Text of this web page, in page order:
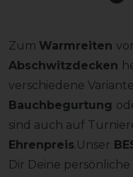
Zum Warmreiten
Abschwitzdecken
verschiedene
Bauchbegurtung
sind auch auf
Ehrenpreis.Unser
Dir Deine persönliche